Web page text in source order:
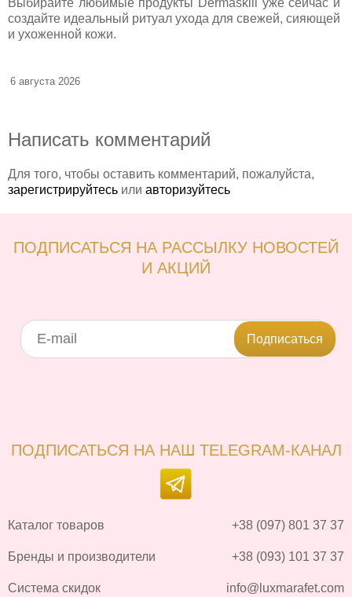
создайте идеальный ритуал ухода для свежей, сияющей
и ухоженной кожи.
6 августа 2026
Написать комментарий
Для того, чтобы оставить комментарий, пожалуйста,
зарегистрируйтесь или авторизуйтесь
ПОДПИСАТЬСЯ НА РАССЫЛКУ НОВОСТЕЙ
И АКЦИЙ
Подписаться
ПОДПИСАТЬСЯ НА НАШ TELEGRAM-КАНАЛ
Каталог товаров
Бренды и производители
Система скидок
+38 (097) 801 37 37
+38 (093) 101 37 37
info@luxmarafet.com